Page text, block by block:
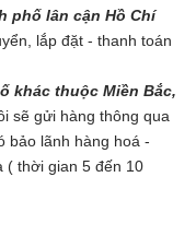
phố lân cận Hồ Chí
lắp đặt - thanh toán
khác thuộc Miền Bắc,
sẽ gửi hàng thông qua
bảo lãnh hàng hoá -
( thời gian 5 đến 10